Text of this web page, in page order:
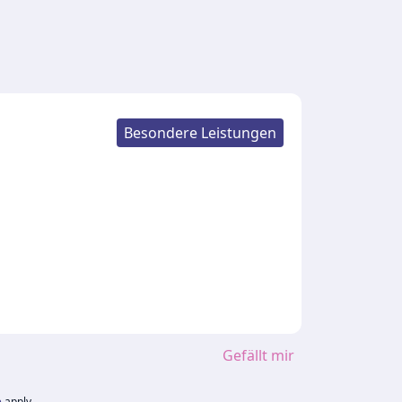
Besondere Leistungen
Gefällt mir